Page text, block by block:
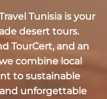
Tunisiais your
desert tours.
TourCert, and an
combine local
to sustainable
unforgettable